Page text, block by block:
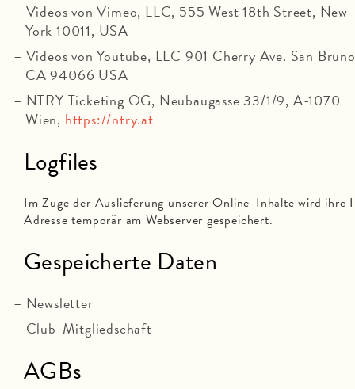
Videos von Vimeo, LLC, 555 West 18th Street, New
York 10011, USA
Videos von Youtube, LLC 901 Cherry Ave. San
CA 94066 USA
NTRY Ticketing OG, Neubaugasse 33/1/9, A-1070
Wien, https://ntry.at
Logfiles
Im Zuge der Auslieferung unserer Online-Inhalte wird ihre
Adresse temporär am Webserver gespeichert.
Gespeicherte Daten
Newsletter
Club-Mitgliedschaft
AGBs